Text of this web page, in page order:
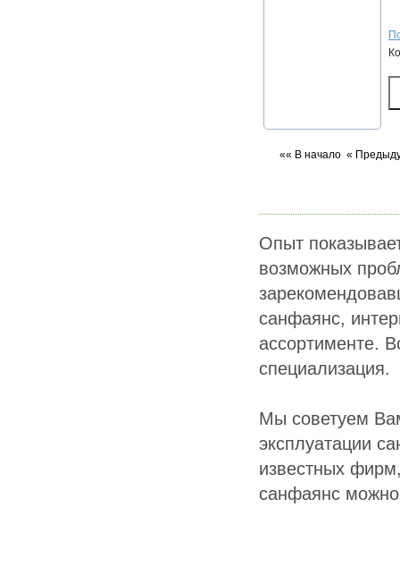
«« В начало «
Опыт
возможных
санфаянс,
ассортименте.
специализация.
Мы советуем
эксплуатации
известных
санфаянс